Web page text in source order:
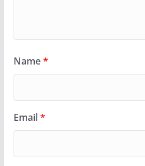
Name*
Email*